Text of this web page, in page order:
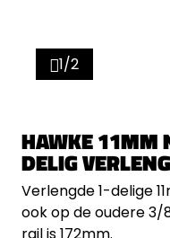
1/2
HAWKE 11MM
DELIG
Verlengde 1-delige
ook op de oudere 3/